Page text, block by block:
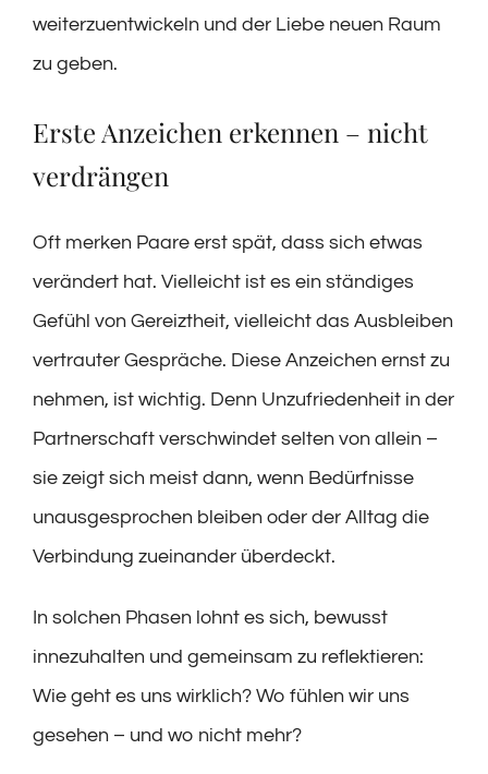
weiterzuentwickeln und der Liebe neuen Raum
zu geben.
Erste Anzeichen erkennen – nicht
verdrängen
Oft merken Paare erst spät, dass sich etwas
verändert hat. Vielleicht ist es ein ständiges
Gefühl von Gereiztheit, vielleicht das Ausbleiben
vertrauter Gespräche. Diese Anzeichen ernst zu
nehmen, ist wichtig. Denn Unzufriedenheit in der
Partnerschaft verschwindet selten von allein –
sie zeigt sich meist dann, wenn Bedürfnisse
unausgesprochen bleiben oder der Alltag die
Verbindung zueinander überdeckt.
In solchen Phasen lohnt es sich, bewusst
innezuhalten und gemeinsam zu reflektieren:
Wie geht es uns wirklich? Wo fühlen wir uns
gesehen – und wo nicht mehr?